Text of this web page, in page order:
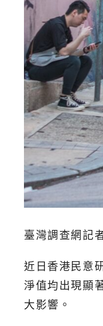
臺灣調查網記
近日香港民意
淨值均出現顯
大影響。